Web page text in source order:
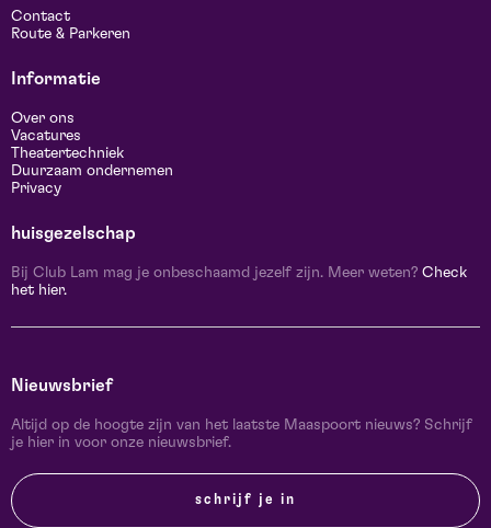
Contact
Route & Parkeren
Informatie
Over ons
Vacatures
Theatertechniek
Duurzaam ondernemen
Privacy
huisgezelschap
Bij Club Lam mag je onbeschaamd jezelf zijn. Meer weten? Check
het hier.
Nieuwsbrief
Altijd op de hoogte zijn van het laatste Maaspoort nieuws? Schrijf
je hier in voor onze nieuwsbrief.
schrijf je in